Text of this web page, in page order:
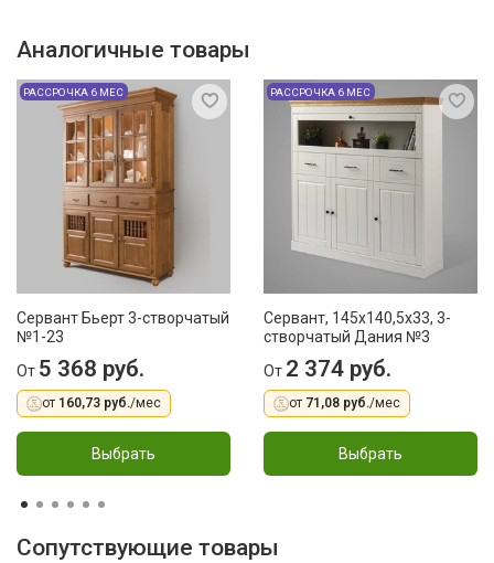
Аналогичные товары
РАССРОЧКА 6 МЕС
Сервант Бьерт 3-створчатый
№1-23
От 5 368 руб.
от 160,73 руб./мес
Выбрать
РАССРОЧКА 6 МЕС
Сервант, 145x140,5x33, 3-
створчатый Дания №3
От 2 374 руб.
от 71,08 руб./мес
Выбрать
Сопутствующие товары